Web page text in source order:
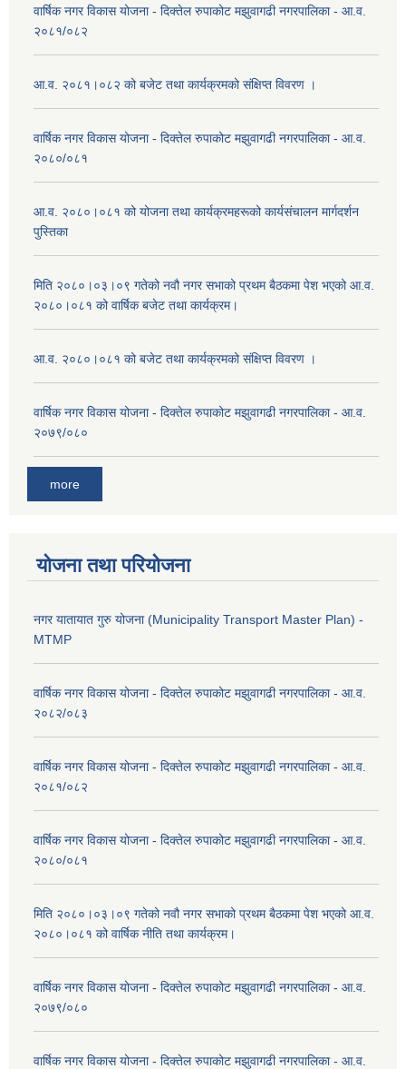
वार्षिक नगर विकास योजना - दिक्तेल रुपाकोट मझुवागढी नगरपालिका - आ.व.
२०८१/०८२
आ.व. २०८१।०८२ को बजेट तथा कार्यक्रमको संक्षिप्त विवरण ।
वार्षिक नगर विकास योजना - दिक्तेल रुपाकोट मझुवागढी नगरपालिका - आ.व.
२०८०/०८१
आ.व. २०८०।०८१ को योजना तथा कार्यक्रमहरूको कार्यसंचालन मार्गदर्शन
पुस्तिका
मिति २०८०।०३।०९ गतेको नवौ नगर सभाको प्रथम बैठकमा पेश भएको आ.व.
२०८०।०८१ को वार्षिक बजेट तथा कार्यक्रम।
आ.व. २०८०।०८१ को बजेट तथा कार्यक्रमको संक्षिप्त विवरण ।
वार्षिक नगर विकास योजना - दिक्तेल रुपाकोट मझुवागढी नगरपालिका - आ.व.
२०७९/०८०
more
योजना तथा परियोजना
नगर यातायात गुरु योजना (Municipality Transport Master Plan) -
MTMP
वार्षिक नगर विकास योजना - दिक्तेल रुपाकोट मझुवागढी नगरपालिका - आ.व.
२०८२/०८३
वार्षिक नगर विकास योजना - दिक्तेल रुपाकोट मझुवागढी नगरपालिका - आ.व.
२०८१/०८२
वार्षिक नगर विकास योजना - दिक्तेल रुपाकोट मझुवागढी नगरपालिका - आ.व.
२०८०/०८१
मिति २०८०।०३।०९ गतेको नवौ नगर सभाको प्रथम बैठकमा पेश भएको आ.व.
२०८०।०८१ को वार्षिक नीति तथा कार्यक्रम।
वार्षिक नगर विकास योजना - दिक्तेल रुपाकोट मझुवागढी नगरपालिका - आ.व.
२०७९/०८०
वार्षिक नगर विकास योजना - दिक्तेल रुपाकोट मझुवागढी नगरपालिका - आ.व.